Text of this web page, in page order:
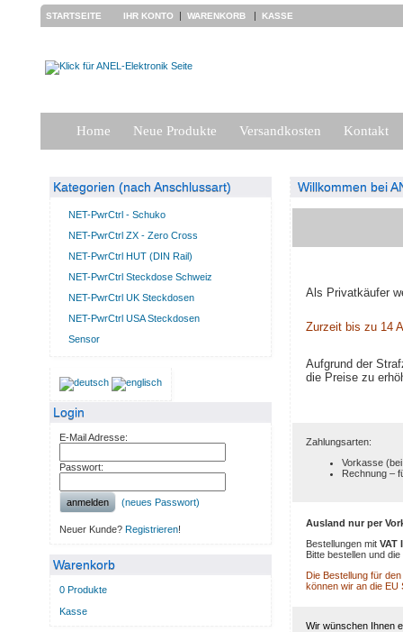
STARTSEITE IHR KONTO | WARENKORB | KASSE
Home Neue Produkte Versandkosten Kontakt
Kategorien (nach Anschlussart)
NET-PwrCtrl - Schuko
NET-PwrCtrl ZX - Zero Cross
NET-PwrCtrl HUT (DIN Rail)
NET-PwrCtrl Steckdose Schweiz
NET-PwrCtrl UK Steckdosen
NET-PwrCtrl USA Steckdosen
Sensor
Login
E-Mail Adresse:
Passwort:
anmelden (neues Passwort)
Neuer Kunde? Registrieren!
Warenkorb
0 Produkte
Kasse
Willkommen bei
Als Privatkäufer
Zurzeit bis zu 14
Aufgrund der
die Preise zu
Zahlungsarten:
Vorkasse
Rechnung –
Ausland nur per
Bestellungen mit VAT
Bitte bestellen und
Die Bestellung für
können wir an die
Wir wünschen Ihnen